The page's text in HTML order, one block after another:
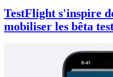
TestFlight s'inspire
mobiliser les bêta